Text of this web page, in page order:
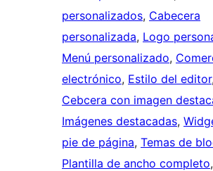
personalizados, Cabecera
personalizada, Logo
Menú personalizado,
electrónico, Estilo del editor
Cebcera con imagen
Imágenes destacadas,
pie de página, Temas de
Plantilla de ancho completo,